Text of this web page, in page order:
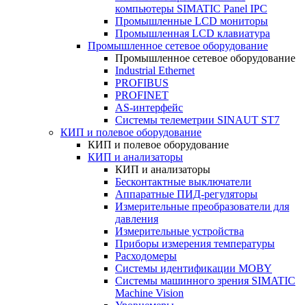
компьютеры SIMATIC Panel IPC
Промышленные LCD мониторы
Промышленная LCD клавиатура
Промышленное сетевое оборудование
Промышленное сетевое оборудование
Industrial Ethernet
PROFIBUS
PROFINET
AS-интерфейс
Системы телеметрии SINAUT ST7
КИП и полевое оборудование
КИП и полевое оборудование
КИП и анализаторы
КИП и анализаторы
Бесконтактные выключатели
Аппаратные ПИД-регуляторы
Измерительные преобразователи для
давления
Измерительные устройства
Приборы измерения температуры
Расходомеры
Системы идентификации MOBY
Системы машинного зрения SIMATIC
Machine Vision